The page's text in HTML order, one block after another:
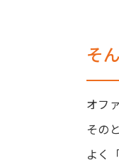
そ
オフ
その
よく